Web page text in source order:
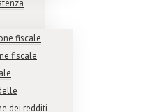
fiscale
fiscale
dei redditi